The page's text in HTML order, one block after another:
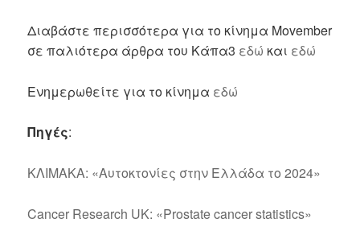
Διαβάστε περισσότερα για το κίνημα Movember
σε παλιότερα άρθρα του Κάπα3 εδώ και εδώ
Ενημερωθείτε για το κίνημα εδώ
Πηγές:
ΚΛΙΜΑΚΑ: «Αυτοκτονίες στην Ελλάδα το 2024»
Cancer Research UK: «Prostate cancer statistics»